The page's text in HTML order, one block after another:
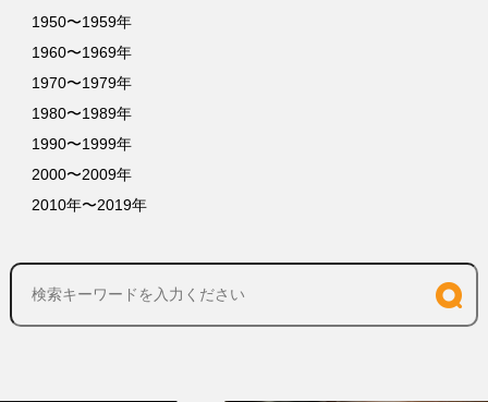
1950〜1959年
1960〜1969年
1970〜1979年
1980〜1989年
1990〜1999年
2000〜2009年
2010年〜2019年